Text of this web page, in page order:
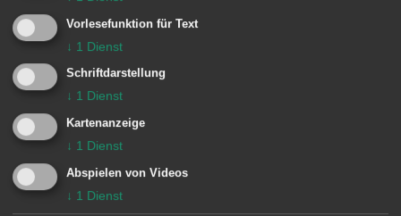
Die Fragebögen beinhalten 19 Fragen,
darunter solche zu verschiedenen
Handlungsfeldern. Innerhalb derer
konnten die Befragten aus Vorschlägen
ankreuzen, welche ihnen wichtig sind.
Im Bereich „Mobilität und Verkehr“
konnten sie sich etwa für eine Grüne-
Welle aussprechen; im Bereich
Vorlesefunktion für Text
↓ 1 Dienst
Schriftdarstellung
↓ 1 Dienst
Kartenanzeige
↓ 1 Dienst
Abspielen von Videos
↓ 1 Dienst